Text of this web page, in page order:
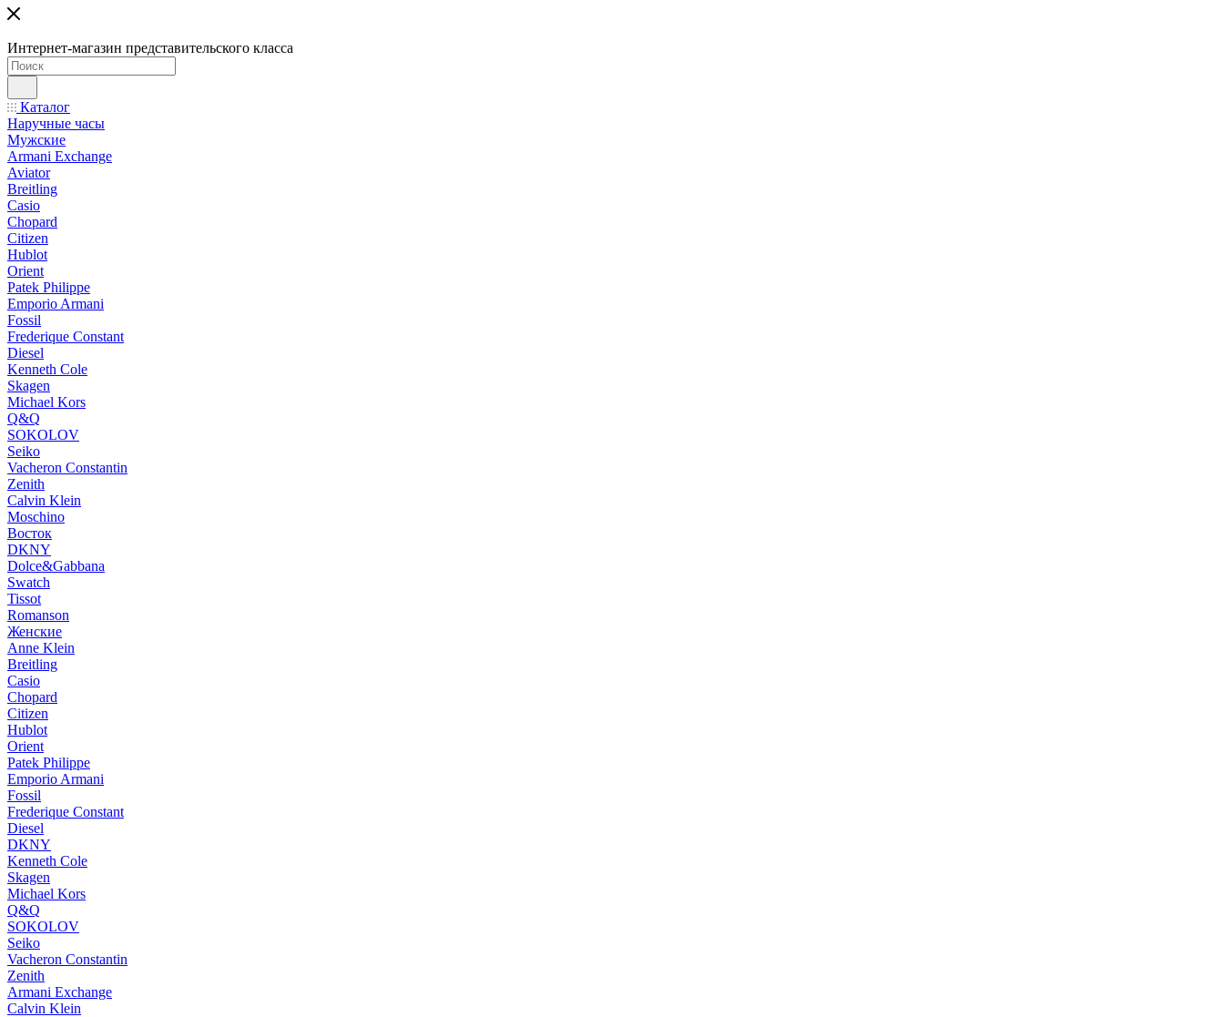
Интернет-магазин представительского класса
Каталог
Наручные часы
Мужские
Armani Exchange
Aviator
Breitling
Casio
Chopard
Citizen
Hublot
Orient
Patek Philippe
Emporio Armani
Fossil
Frederique Constant
Diesel
Kenneth Cole
Skagen
Michael Kors
Q&Q
SOKOLOV
Seiko
Vacheron Constantin
Zenith
Calvin Klein
Moschino
Восток
DKNY
Dolce&Gabbana
Swatch
Tissot
Romanson
Женские
Anne Klein
Breitling
Casio
Chopard
Citizen
Hublot
Orient
Patek Philippe
Emporio Armani
Fossil
Frederique Constant
Diesel
DKNY
Kenneth Cole
Skagen
Michael Kors
Q&Q
SOKOLOV
Seiko
Vacheron Constantin
Zenith
Armani Exchange
Calvin Klein